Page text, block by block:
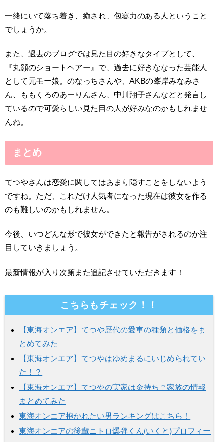
一緒にいて落ち着き、癒され、包容力のある人ということ
でしょうか。
また、過去のブログでは見た目の好きなタイプとして、
『丸顔のショートヘアー』で、過去に好きななった芸能人
として元モー娘。のなっちさんや、AKBの峯岸みなみさ
ん、ももくろのあーりんさん、中川翔子さんなどと発言し
ているので可愛らしい見た目の人が好みなのかもしれませ
んね。
まとめ
てつやさんは恋愛に関してはあまり隠すことをしないよう
ですね。ただ、これだけ人気者になった現在は彼女を作る
のも難しいのかもしれません。
今後、いつどんな形で彼女ができたと報告がされるのか注
目していきましょう。
最新情報が入り次第また追記させていただきます！
こちらもチェック！！
【東海オンエア】てつや歴代の愛車の種類と価格をま
とめてみた
【東海オンエア】てつやはゆめまるにいじめられてい
た！？
【東海オンエア】てつやの実家は金持ち？家族の情報
まとめてみた
東海オンエア抱かれたい男ランキングはこちら！
東海オンエアの後輩ニトロ爆弾くん(いくと)プロフィー